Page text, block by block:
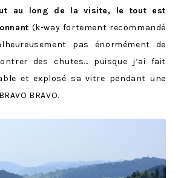
au long de la visite, le tout est
(k-way fortement recommandé
pas énormément de
des chutes… puisque j’ai fait
et explosé sa vitre pendant une
BRAVO.